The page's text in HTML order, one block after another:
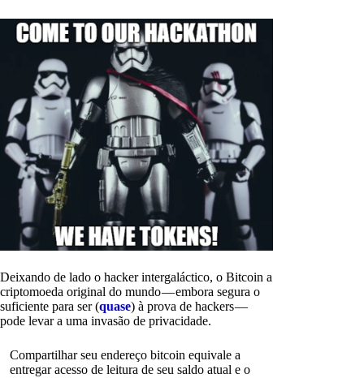
Deixando de lado o hacker intergaláctico, o Bitcoin a
criptomoeda original do mundo — embora segura o
suficiente para ser (quase) à prova de hackers —
pode levar a uma invasão de privacidade.
Compartilhar seu endereço bitcoin equivale a
entregar acesso de leitura de seu saldo atual e o